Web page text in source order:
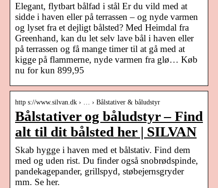
Elegant, flytbart bålfad i stål Er du vild med at
sidde i haven eller på terrassen – og nyde varmen
og lyset fra et dejligt bålsted? Med Heimdal fra
Greenhand, kan du let selv lave bål i haven eller
på terrassen og få mange timer til at gå med at
kigge på flammerne, nyde varmen fra glø… Køb
nu for kun 899,95
http s://www.silvan.dk › … › Bålstativer & båludstyr
Bålstativer og båludstyr – Find
alt til dit bålsted her | SILVAN
Skab hygge i haven med et bålstativ. Find dem
med og uden rist. Du finder også snobrødspinde,
pandekagepander, grillspyd, støbejernsgryder
mm. Se her.